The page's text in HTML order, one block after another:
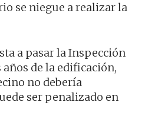
se niegue a realizar la
a pasar la Inspección
años de la edificación,
no debería
ser penalizado en